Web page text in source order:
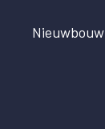
Nieuwbouw